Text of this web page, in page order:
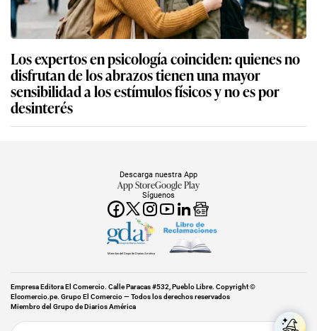
Los expertos en psicología coinciden: quienes no
disfrutan de los abrazos tienen una mayor
sensibilidad a los estímulos físicos y no es por
desinterés
Síguenos
Descarga nuestra App
App StoreGoogle Play
Miembro del Grupo de Diarios América
Empresa Editora El Comercio. Calle Paracas #532, Pueblo Libre. Copyright ©
Elcomercio.pe. Grupo El Comercio — Todos los derechos reservados
Miembro del Grupo de Diarios América